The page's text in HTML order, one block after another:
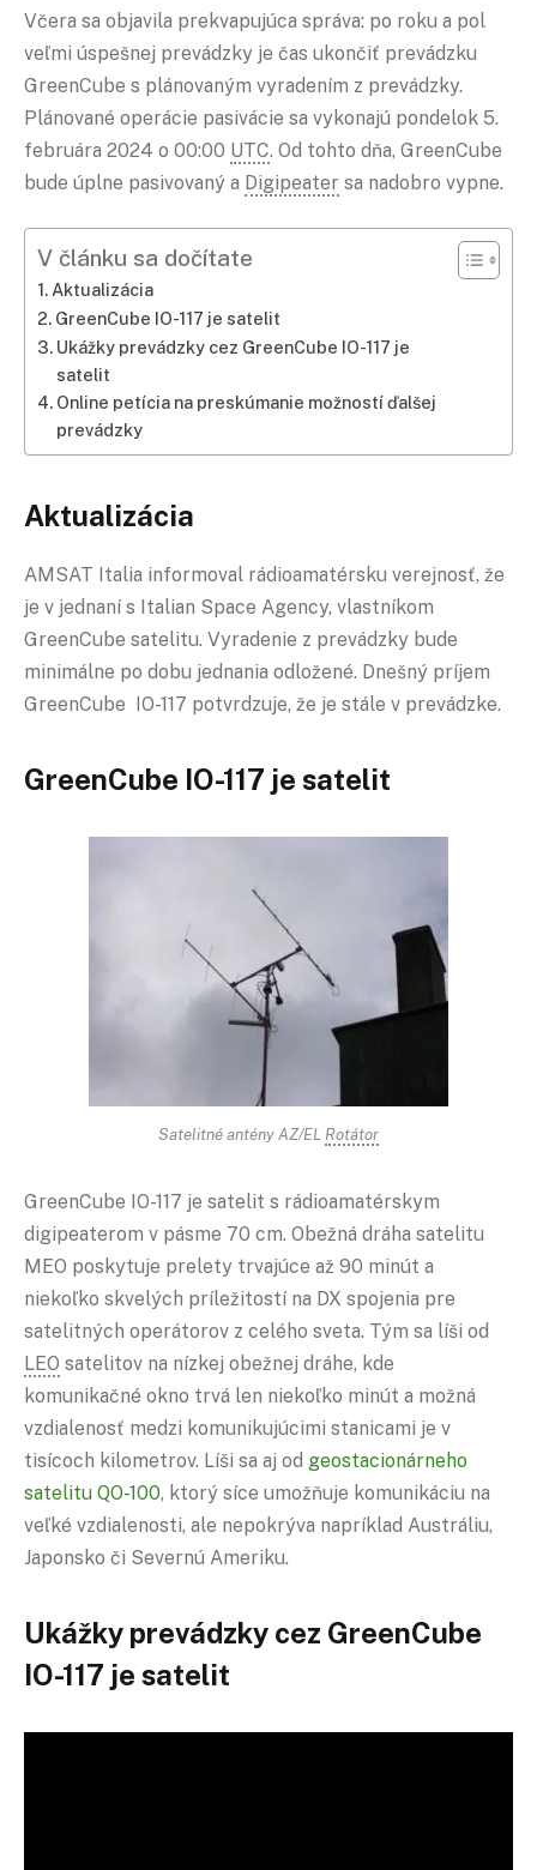
Včera sa objavila prekvapujúca správa: po roku a pol
veľmi úspešnej prevádzky je čas ukončiť prevádzku
GreenCube s plánovaným vyradením z prevádzky.
Plánované operácie pasivácie sa vykonajú pondelok 5.
februára 2024 o 00:00 UTC. Od tohto dňa, GreenCube
bude úplne pasivovaný a Digipeater sa nadobro vypne.
V článku sa dočítate
Aktualizácia
GreenCube IO-117 je satelit
Ukážky prevádzky cez GreenCube IO-117 je
satelit
Online petícia na preskúmanie možností ďalšej
prevádzky
Aktualizácia
AMSAT Italia informoval rádioamatérsku verejnosť, že
je v jednaní s Italian Space Agency, vlastníkom
GreenCube satelitu. Vyradenie z prevádzky bude
minimálne po dobu jednania odložené. Dnešný príjem
GreenCube IO-117 potvrdzuje, že je stále v prevádzke.
GreenCube IO-117 je satelit
Satelitné antény AZ/EL Rotátor
GreenCube IO-117 je satelit s rádioamatérskym
digipeaterom v pásme 70 cm. Obežná dráha satelitu
MEO poskytuje prelety trvajúce až 90 minút a
niekoľko skvelých príležitostí na DX spojenia pre
satelitných operátorov z celého sveta. Tým sa líši od
LEO satelitov na nízkej obežnej dráhe, kde
komunikačné okno trvá len niekoľko minút a možná
vzdialenosť medzi komunikujúcimi stanicami je v
tisícoch kilometrov. Líši sa aj od geostacionárneho
satelitu QO-100, ktorý síce umožňuje komunikáciu na
veľké vzdialenosti, ale nepokrýva napríklad Austráliu,
Japonsko či Severnú Ameriku.
Ukážky prevádzky cez GreenCube
IO-117 je satelit